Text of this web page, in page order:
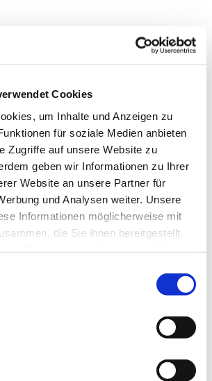
Cookies
um Inhalte und Anzeigen zu
für soziale Medien anbieten
Zugriffe auf unsere Website zu
geben wir Informationen zu Ihrer
Website an unsere Partner für
und Analysen weiter. Unsere
Informationen möglicherweise mit
die Sie ihnen bereitgestellt
könnte Sie auch
interessieren